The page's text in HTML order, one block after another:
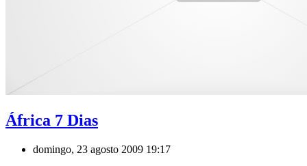
África 7 Dias
domingo, 23 agosto 2009 19:17